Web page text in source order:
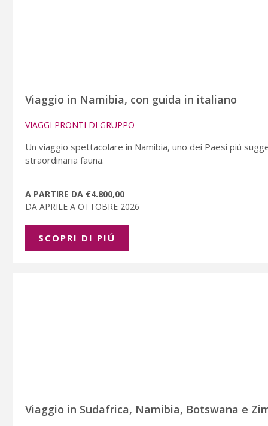
Viaggio in Namibia, con guida in italiano
VIAGGI PRONTI DI GRUPPO
Un viaggio spettacolare in Namibia, uno dei Paesi più
straordinaria fauna.
A PARTIRE DA €4.800,00
DA APRILE A OTTOBRE 2026
SCOPRI DI PIÚ
Viaggio in Sudafrica, Namibia, Botswana e